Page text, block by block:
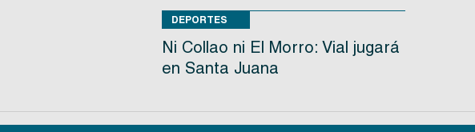
DEPORTES
Ni Collao ni El Morro: Vial jugará
en Santa Juana